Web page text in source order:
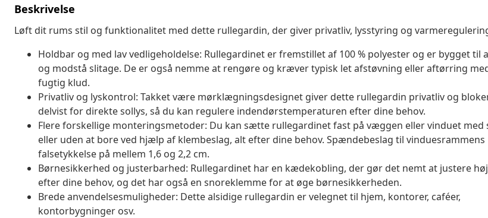
Beskrivelse
Løft dit rums stil og funktionalitet med dette rullegardin, der giver privatliv, lysstyring og
Holdbar og med lav vedligeholdelse: Rullegardinet er fremstillet af 100 % polyester og er bygget til
og modstå slitage. De er også nemme at rengøre og kræver typisk let afstøvning eller aftørring
fugtig klud.
Privatliv og lyskontrol: Takket være mørklægningsdesignet giver dette rullegardin privatliv og
delvist for direkte sollys, så du kan regulere indendørstemperaturen efter dine behov.
Flere forskellige monteringsmetoder: Du kan sætte rullegardinet fast på væggen eller vinduet med
eller uden at bore ved hjælp af klembeslag, alt efter dine behov. Spændebeslag til vinduesrammens
falsetykkelse på mellem 1,6 og 2,2 cm.
Børnesikkerhed og justerbarhed: Rullegardinet har en kædekobling, der gør det nemt at justere
efter dine behov, og det har også en snoreklemme for at øge børnesikkerheden.
Brede anvendelsesmuligheder: Dette alsidige rullegardin er velegnet til hjem, kontorer, caféer,
kontorbygninger osv.